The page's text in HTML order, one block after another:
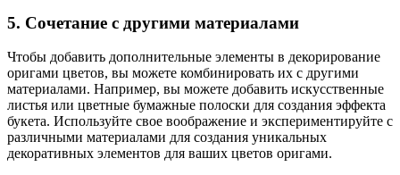
5. Сочетание с другими материалами
Чтобы добавить дополнительные элементы в декорирование
оригами цветов, вы можете комбинировать их с другими
материалами. Например, вы можете добавить искусственные
листья или цветные бумажные полоски для создания эффекта
букета. Используйте свое воображение и экспериментируйте с
различными материалами для создания уникальных
декоративных элементов для ваших цветов оригами.